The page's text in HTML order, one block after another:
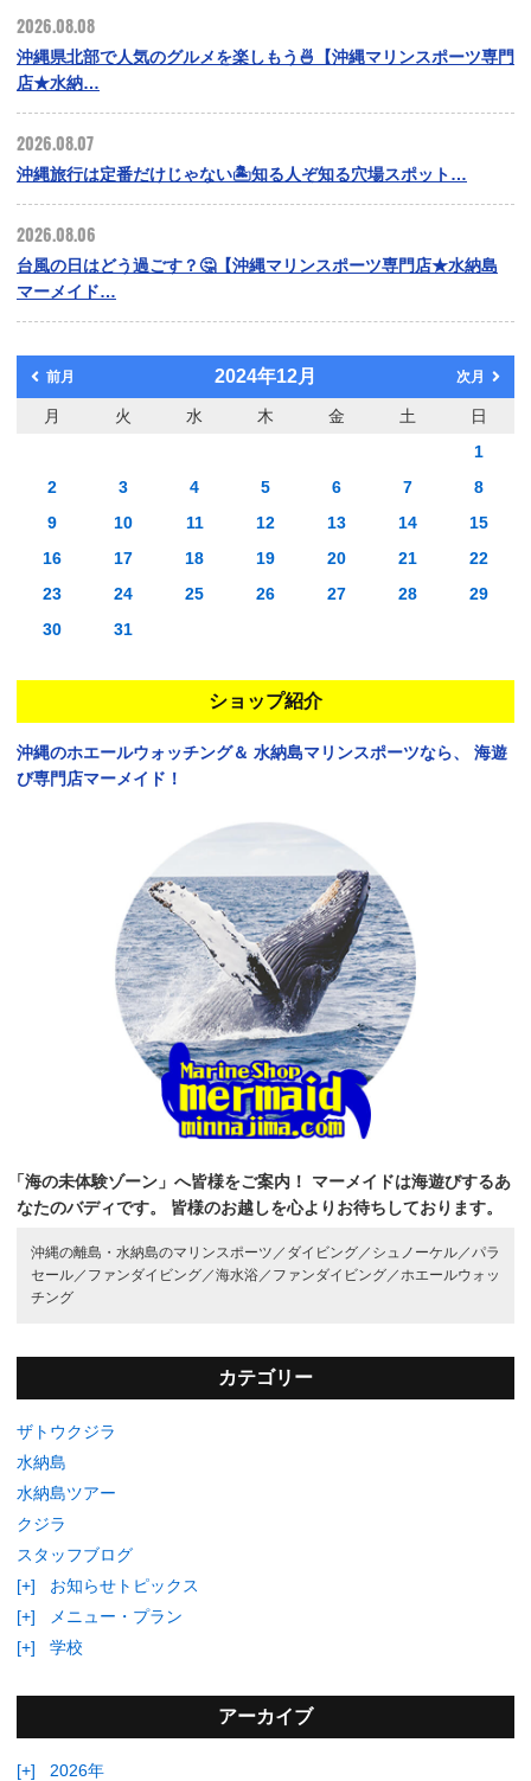
2026.08.08
沖縄県北部で人気のグルメを楽しもう🍜【沖縄マリンスポーツ専門
店★水納…
2026.08.07
沖縄旅行は定番だけじゃない🏝️知る人ぞ知る穴場スポット…
2026.08.06
台風の日はどう過ごす？🤔【沖縄マリンスポーツ専門店★水納島
マーメイド…
前月 2024年12月 次月
月 火 水 木 金 土
日
1
2
3 4 5 6 7
8
9
10 11 12 13 14
15
16
17 18 19 20 21
22
23
24 25 26 27 28
29
30
31
ショップ紹介
沖縄のホエールウォッチング＆ 水納島マリンスポーツなら、
海遊
び専門店マーメイド！
「海の未体験ゾーン」へ皆様をご案内！
マーメイドは海遊びするあ
なたのバディです。
皆様のお越しを心よりお待ちしております。
沖縄の離島・水納島のマリンスポーツ／ ダイビング／ シュノーケル／パラ
セール／ ファンダイビング／海水浴／ ファンダイビング／ホエールウォッ
チング
カテゴリー
ザトウクジラ
水納島
水納島ツアー
クジラ
スタッフブログ
[+]
お知らせトピックス
[+]
メニュー・プラン
[+]
学校
アーカイブ
[+]
2026年